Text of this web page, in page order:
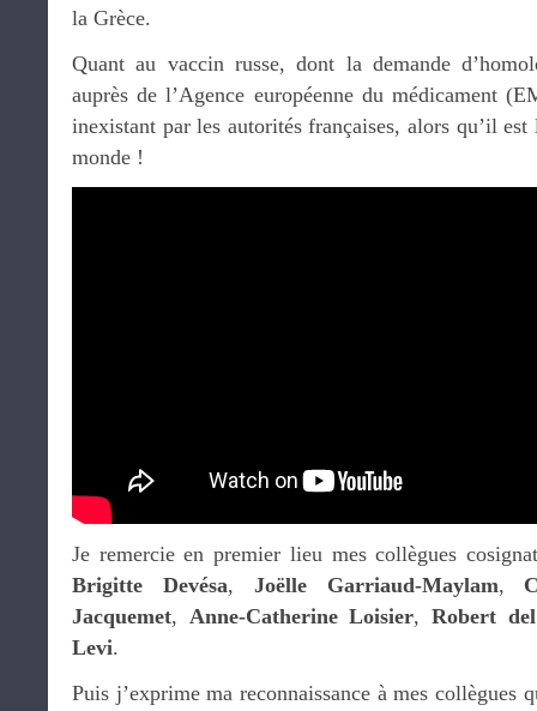
la Grèce.
Quant au vaccin russe, dont la demande
auprès de l’Agence européenne du médicament
inexistant par les autorités françaises, alors qu’il
monde !
Je remercie en premier lieu mes collègues
Brigitte Devésa, Joëlle Garriaud-Maylam,
Jacquemet, Anne-Catherine Loisier,Robert
Levi.
Puis j’exprime ma reconnaissance à mes collègues